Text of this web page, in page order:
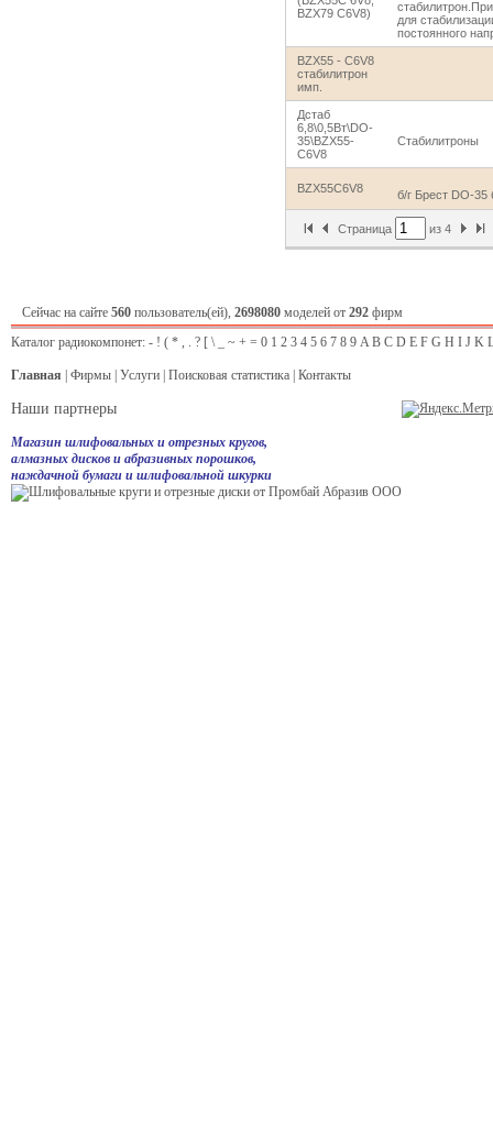
BZX79 C6V8)
для
постоянного
BZX55 - C6V8
стабилитрон
имп.
Дстаб
6,8\0,5Вт\DO-
35\BZX55-
C6V8
Стабилитроны
BZX55C6V8 б/г Брест DO-35
Страница из 4
Сейчас на сайте 560 пользователь(ей), 2698080 моделей от 292 фирм
Каталог радиокомпонет: - ! ( * , . ? [ \ ~ + = 0 1 2 3 4 5 6 7 8 9 A B C D E F G H I J K
Главная Фирмы Услуги Поисковая статистика Контакты
Наши партнеры
Магазин шлифовальных и отрезных кругов,
алмазных дисков и абразивных порошков,
наждачной бумаги и шлифовальной шкурки